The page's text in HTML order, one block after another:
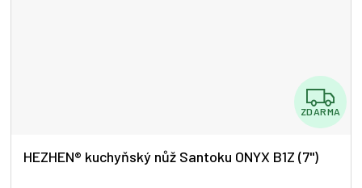
Z
D
ZDARMA
HEZHEN® kuchyňský nůž Santoku ONYX B1Z (7")